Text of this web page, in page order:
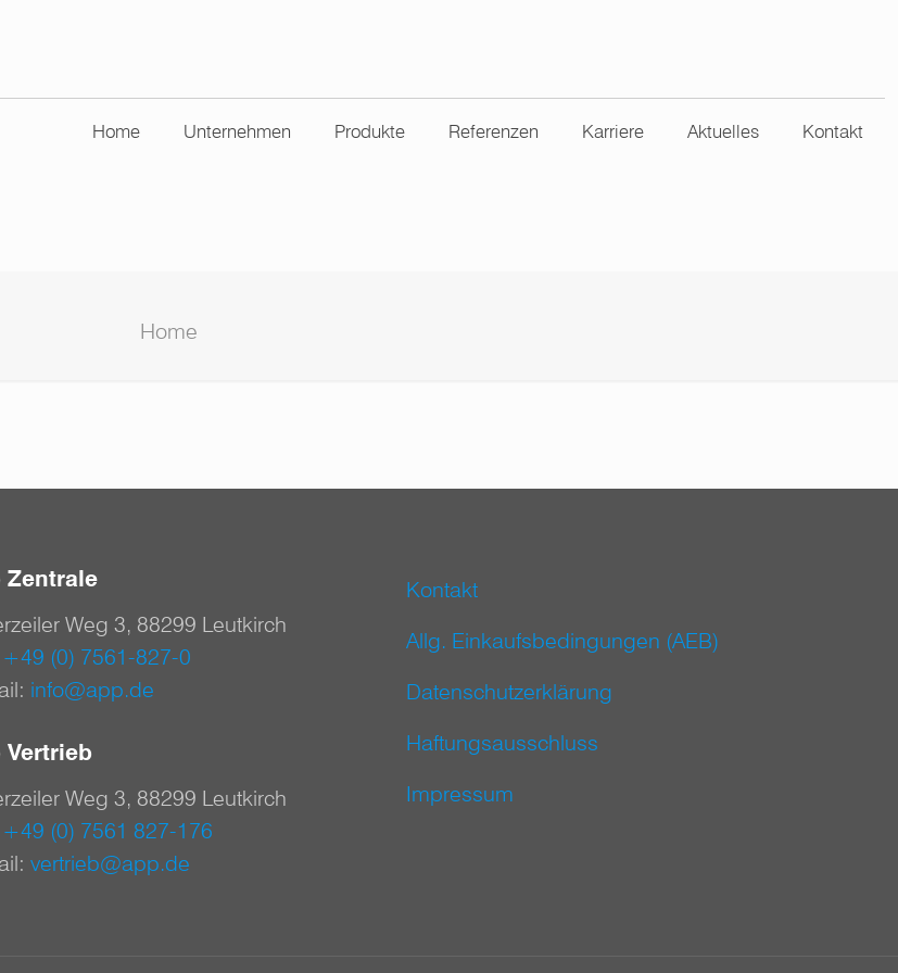
Home Unternehmen Produkte Referenzen Karriere Aktuelles Kontakt
Home
Zentrale
Weg 3, 88299 Leutkirch
+49 (0) 7561-827-0
info@app.de
Vertrieb
Weg 3, 88299 Leutkirch
+49 (0) 7561 827-176
vertrieb@app.de
Kontakt
Allg. Einkaufsbedingungen (AEB)
Datenschutzerklärung
Haftungsausschluss
Impressum